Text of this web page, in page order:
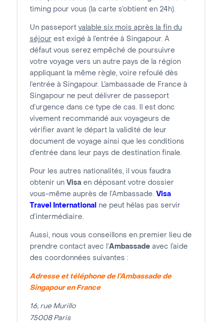
timing pour vous (la carte s’obtient en 24h).
Un passeport valable six mois après la fin du
séjour est exigé à l’entrée à Singapour. A
défaut vous serez empêché de poursuivre
votre voyage vers un autre pays de la région
appliquant la même règle, voire refoulé dès
l’entrée à Singapour. L’ambassade de France à
Singapour ne peut délivrer de passeport
d’urgence dans ce type de cas. Il est donc
vivement recommandé aux voyageurs de
vérifier avant le départ la validité de leur
document de voyage ainsi que les conditions
d’entrée dans leur pays de destination finale.
Pour les autres nationalités, il vous faudra
obtenir un Visaen déposant votre dossier
vous-même auprès de l’Ambassade. Visa
Travel International
ne peut hélas pas servir
d’intermédiaire.
Aussi, nous vous conseillons en premier lieu de
prendre contact avec l’Ambassadeavec l’aide
des coordonnées suivantes :
Adresse et téléphone de l’Ambassade de
Singapour en France
16, rue Murillo
75008 Paris